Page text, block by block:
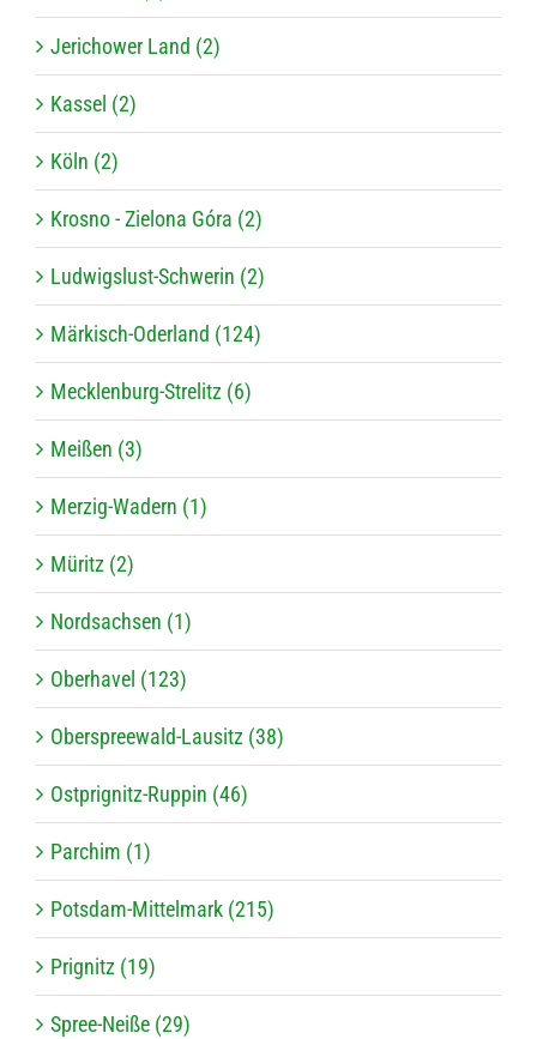
Jerichower Land (2)
Kassel (2)
Köln (2)
Krosno - Zielona Góra (2)
Ludwigslust-Schwerin (2)
Märkisch-Oderland (124)
Mecklenburg-Strelitz (6)
Meißen (3)
Merzig-Wadern (1)
Müritz (2)
Nordsachsen (1)
Oberhavel (123)
Oberspreewald-Lausitz (38)
Ostprignitz-Ruppin (46)
Parchim (1)
Potsdam-Mittelmark (215)
Prignitz (19)
Spree-Neiße (29)